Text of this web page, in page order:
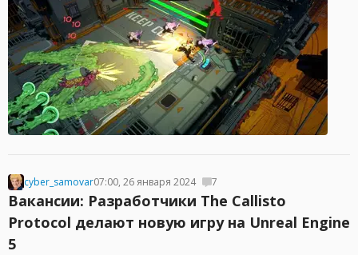
cyber_samovar07:00, 26 января 2024 7
Вакансии: Разработчики The Callisto
Protocol делают новую игру на Unreal Engine
5